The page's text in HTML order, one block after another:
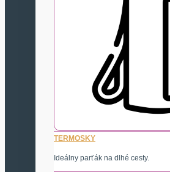
TERMOSKY
Ideálny parťák na dlhé cesty.